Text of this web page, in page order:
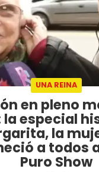
UNA REINA
en pleno
la especial
la
a todos
Puro Show